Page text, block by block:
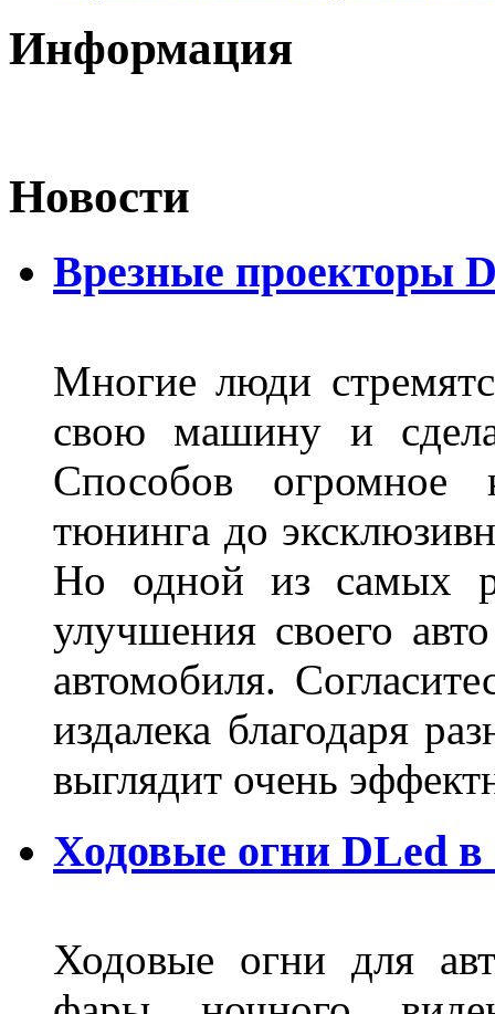
Информация
Новости
Врезные проекторы
Многие люди
свою машину и
Способов огромное
тюнинга до
Но одной из самых
улучшения своего
автомобиля.
издалека благодаря
выглядит очень
Ходовые огни DLed
Ходовые огни для